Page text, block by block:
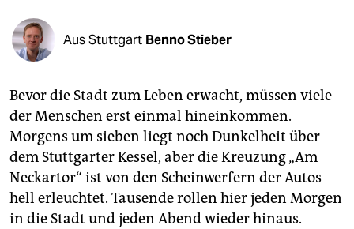
veranstaltungen
shop
unterstützen
abo
genossenschaft
epaper login
Aus Stuttgart Benno Stieber
Bevor die Stadt zum Leben erwacht, müssen viele
der Menschen erst einmal hineinkommen.
Morgens um sieben liegt noch Dunkelheit über
dem Stuttgarter Kessel, aber die Kreuzung „Am
Neckartor“ ist von den Scheinwerfern der Autos
hell erleuchtet. Tausende rollen hier jeden Morgen
in die Stadt und jeden Abend wieder hinaus.